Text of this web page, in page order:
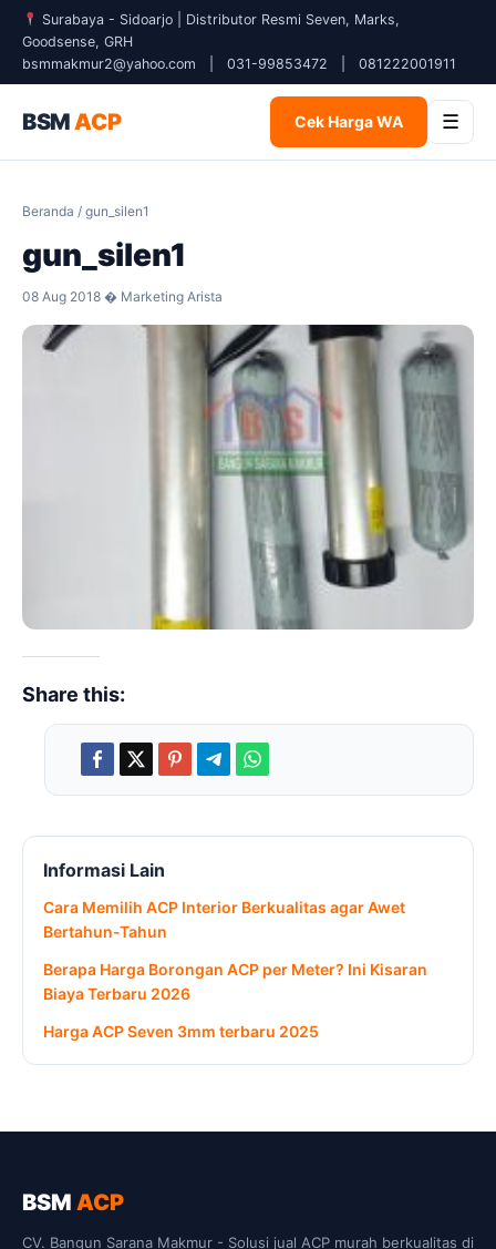
Surabaya - Sidoarjo | Distributor Resmi Seven, Marks,
Goodsense, GRH
bsmmakmur2@yahoo.com
031-99853472 081222001911
BSMACP Cek Harga WA ☰
Beranda / gun_silen1
gun_silen1
08 Aug 2018 � Marketing Arista
Share this:
Informasi Lain
Cara Memilih ACP Interior Berkualitas agar Awet
Bertahun-Tahun
Berapa Harga Borongan ACP per Meter? Ini Kisaran
Biaya Terbaru 2026
Harga ACP Seven 3mm terbaru 2025
BSM ACP
CV. Bangun Sarana Makmur - Solusi jual ACP murah berkualitas di